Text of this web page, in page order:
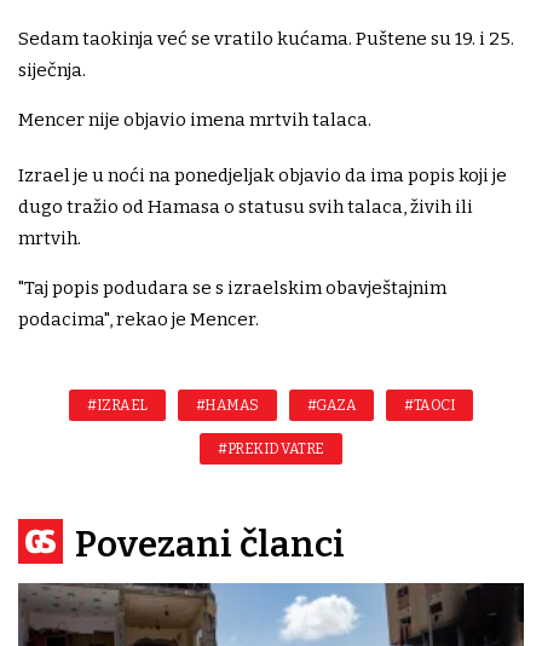
Sedam taokinja već se vratilo kućama. Puštene su 19. i 25.
siječnja.
Mencer nije objavio imena mrtvih talaca.
Izrael je u noći na ponedjeljak objavio da ima popis koji je
dugo tražio od Hamasa o statusu svih talaca, živih ili
mrtvih.
"Taj popis podudara se s izraelskim obavještajnim
podacima", rekao je Mencer.
#IZRAEL #HAMAS #GAZA #TAOCI
#PREKID VATRE
Povezani članci